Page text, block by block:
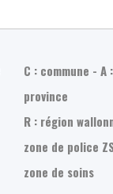
C : commune -
province
R : région
zone de police
zone de soins